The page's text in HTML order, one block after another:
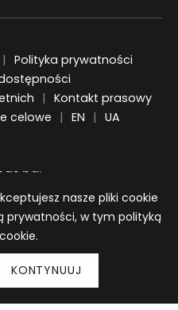
Polityka prywatności
Kontakt prasowy
celowe
EN
ENGLISH
UA
UKRAIŃSKI
na:
Sztuki Współczesnej
do góry strony
cookienasze pliki cookie
prywatności, w tym polityką
KONTYNUUJ